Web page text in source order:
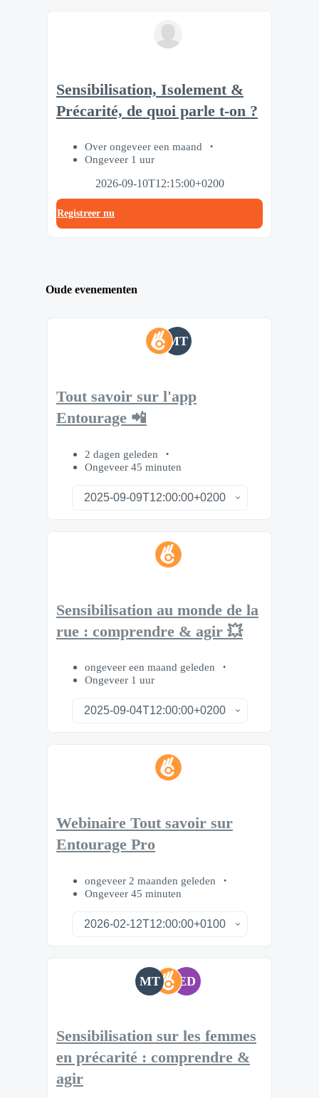
Sensibilisation, Isolement &
Précarité, de quoi parle t-on ?
Over ongeveer een maand
Ongeveer 1 uur
2026-09-10T12:15:00+0200
Registreer nu
Oude evenementen
MT
Tout savoir sur l'app
Entourage 📲
2 dagen geleden
Ongeveer 45 minuten
Sensibilisation au monde de la
rue : comprendre & agir 💥
ongeveer een maand geleden
Ongeveer 1 uur
Webinaire Tout savoir sur
Entourage Pro
ongeveer 2 maanden geleden
Ongeveer 45 minuten
MT ED
Sensibilisation sur les femmes
en précarité : comprendre &
agir